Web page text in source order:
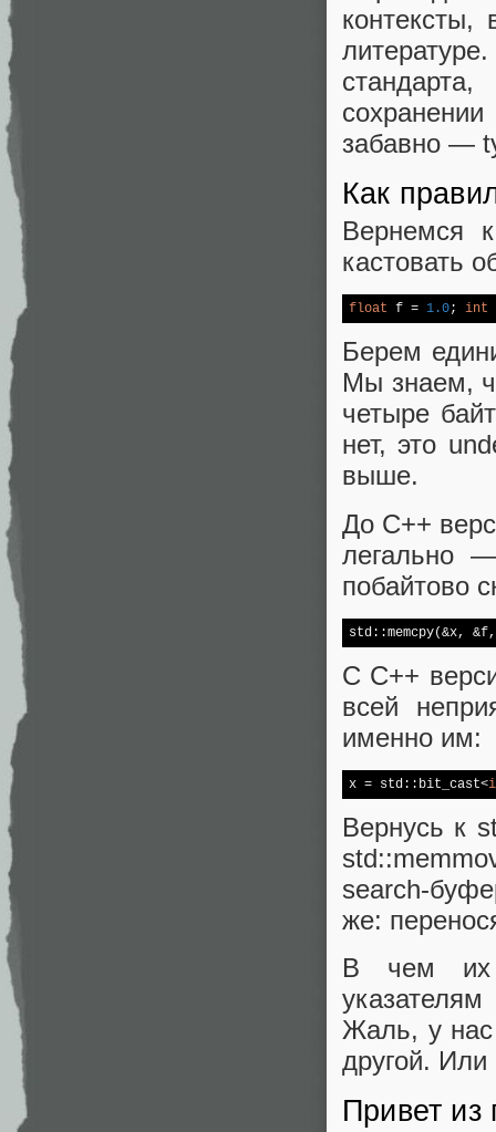
контексты,
забавно —
Как
Вернемся
кастовать
float f = 1.0; int
Берем
Мы знаем,
четыре
нет, это
выше.
До C++
легально
побайтово
std::memcpy(&x,
С C++
всей
именно им:
x = std::bit_cast<
Вернусь к
search-
же:
В чем их
Жаль, у нас
другой. Или
Привет